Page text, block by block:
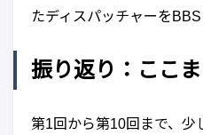
たディスパッチャーをBBS
振り返り：ここ
第1回から第10回まで、少